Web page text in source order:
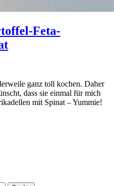
Feta-
ganz toll kochen. Daher
dass sie einmal für mich
mit Spinat – Yummie!